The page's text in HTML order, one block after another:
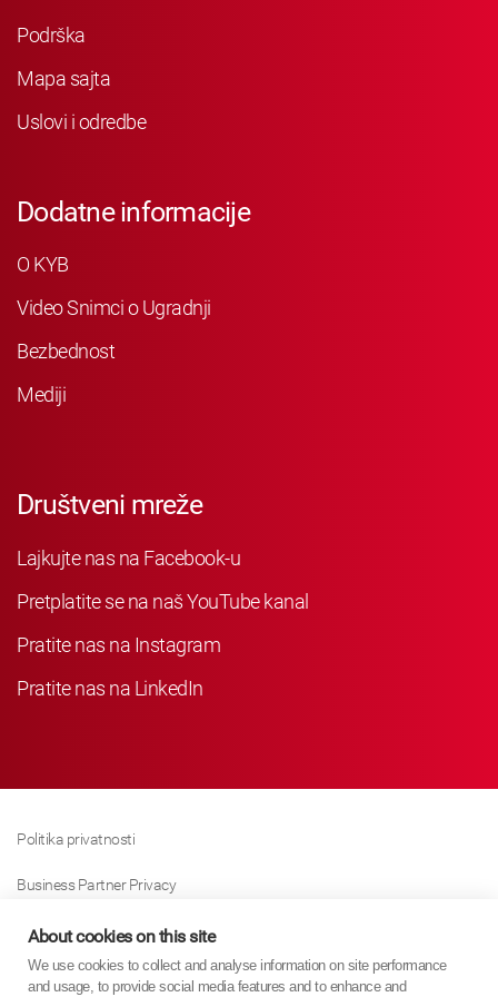
Podrška
Mapa sajta
Uslovi i odredbe
Dodatne informacije
O KYB
Video Snimci o Ugradnji
Bezbednost
Mediji
Društveni mreže
Lajkujte nas na Facebook-u
Pretplatite se na naš YouTube kanal
Pratite nas na Instagram
Pratite nas na LinkedIn
Politika privatnosti
Business Partner Privacy
Politika Kolačića
Modern Slavery Act Policy
About cookies on this site
We use cookies to collect and analyse information on site performance
and usage, to provide social media features and to enhance and